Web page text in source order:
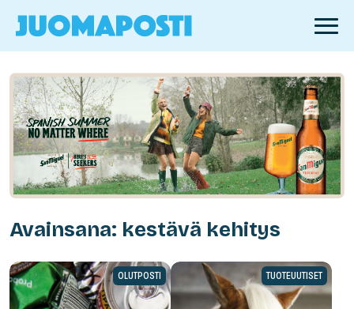
Avainsana: kestävä kehitys
OLUTPOSTI TUOTEUUTISET